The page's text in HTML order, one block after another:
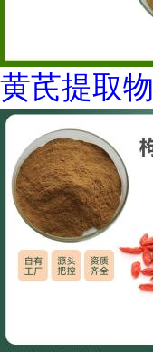
黄芪提取物